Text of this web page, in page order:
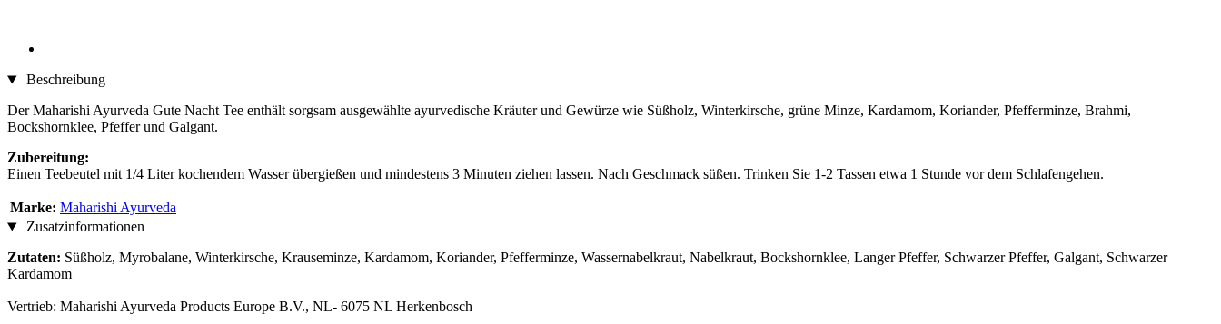
Beschreibung
Der Maharishi Ayurveda Gute Nacht Tee enthält sorgsam ausgewählte ayurvedische Kräuter und Gewürze wie Süßholz, Winterkirsche, grüne Minze, Kardamom, Koriander, Pfefferminze, Brahmi,
Bockshornklee, Pfeffer und Galgant.
Zubereitung:
Einen Teebeutel mit 1/4 Liter kochendem Wasser übergießen und mindestens 3 Minuten ziehen lassen. Nach Geschmack süßen. Trinken Sie 1-2 Tassen etwa 1 Stunde vor dem Schlafengehen.
Marke: Maharishi Ayurveda
Zusatzinformationen
Zutaten: Süßholz, Myrobalane, Winterkirsche, Krauseminze, Kardamom, Koriander, Pfefferminze, Wassernabelkraut, Nabelkraut, Bockshornklee, Langer Pfeffer, Schwarzer Pfeffer, Galgant, Schwarzer
Kardamom
Vertrieb: Maharishi Ayurveda Products Europe B.V., NL- 6075 NL Herkenbosch